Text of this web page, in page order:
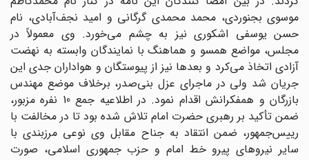
موسوی بجنوردی، محمد محمدی گرگانی و امید نجف‌آبادی، نام
حسن یوسفی اشکوری نیز به چشم می‌خورد. وی معمولاً در
مجلس، مواضع همسو و هماهنگ با نمایندگان وابسته به نهضت
آزادی اتخاذ می‌کرد و بعدها نیز از پیوستگان و هواداران جدی این
جریان شد ولی در ماجرای عزل بنی‌صدر، برخلاف موضع مهندس
بازرگان و همفکرانش اقدام نمود. در اطلاعیه جمع 10 نفره مزبور،
ضمن تأکید بر رهبری حضرت امام تلاش شده بود تا در مخالفت با
رییس‌جمهور، ضمن انتقاد به جناح مقابل وی نوعی مرزبندی با
سایر نیروهای پیرو خط امام و حزب جمهوری اسلامی، صورت